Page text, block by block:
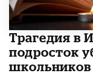
Трагедия в
подросток